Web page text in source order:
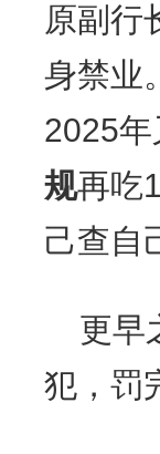
原副行
身禁业
2025
规再吃
己查自
更早
犯，罚